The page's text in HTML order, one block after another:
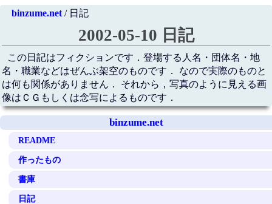
binzume.net/ 日記
2002-05-10 日記
この日記はフィクションです．登場する人名・団体名・地
名・職業などはぜんぶ架空のものです． なので実際のものと
は何も関係がありません． それから，写真のように見える画
像はＣＧもしくは念写によるものです．
binzume.net
README
作ったもの
書庫
日記